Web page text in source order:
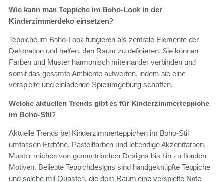
Wie kann man Teppiche im Boho-Look in der
Kinderzimmerdeko einsetzen?
Teppiche im Boho-Look fungieren als zentrale Elemente der
Dekoration und helfen, den Raum zu definieren. Sie können
Farben und Muster harmonisch miteinander verbinden und
somit das gesamte Ambiente aufwerten, indem sie eine
verspielte und einladende Spielumgebung schaffen.
Welche aktuellen Trends gibt es für Kinderzimmerteppiche
im Boho-Stil?
Aktuelle Trends bei Kinderzimmerteppichen im Boho-Stil
umfassen Erdtöne, Pastellfarben und lebendige Akzentfarben.
Muster reichen von geometrischen Designs bis hin zu floralen
Motiven. Beliebte Teppichdesigns sind handgeknüpfte Teppiche
und solche mit Quasten, die dem Raum eine verspielte Note